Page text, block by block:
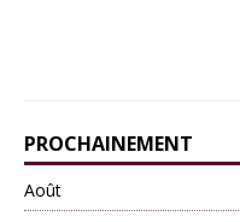
PROCHAINEMENT
Août